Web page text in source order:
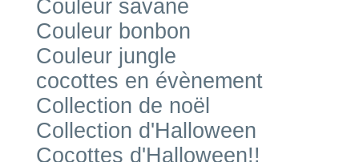
Couleur savane
Couleur bonbon
Couleur jungle
cocottes en évènement
Collection de noël
Collection d'Halloween
Cocottes d'Halloween!!